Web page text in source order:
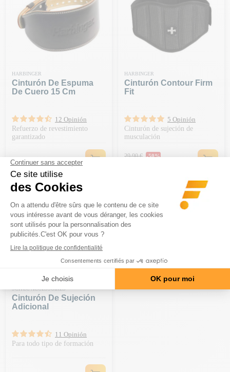
HARBINGER
Cinturón De Espuma
De Cuero 15 Cm
12 Opinión
Refuerzo de revestimiento
garantizado
Precio
34,90 €
HARBINGER
Cinturón Contour Firm
Fit
5 Opinión
Cinturón de sujeción de
musculación
Precio habitual
29,90 € -50%
BA20
SCITEC ACCESSOIRES
Cinturón De Sujeción
Adicional
11 Opinión
Para todo tipo de formación